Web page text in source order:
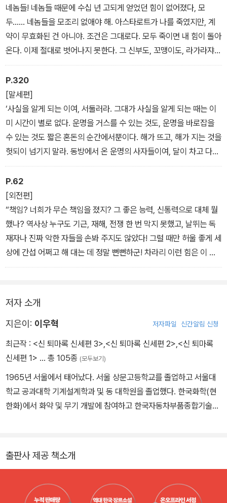
네놈들! 네놈들 때문에 수십 년 고되게 얻었던 힘이 없어졌다, 모
두…… 네놈들을 모조리 없애야 해. 아스타로트가 나를 죽였지만, 계
약이 무효화된 건 아니야. 조건은 그대로다. 모두 죽이면 내 힘이 돌아
온다. 이제 절대로 벗어나지 못한다. 그 신부도, 꼬맹이도, 라가라쟈를
봉인한 그 여자도…… 절대 벗어나지 못해! 전 세계가 너희들의 적이
될 거야. 전 세계의 경찰과 각 나라의 정부가 너희를 표적으로 삼을 거
다. 그나마 네놈은 험한 꼴 당하지도 않고 여기서 죽을 테니 다행인 줄
알아라. 하하하._3권
P.320
[말세편]
‘사실을 알게 되는 이여, 서둘러라. 그대가 사실을 알게 되는 때는 이
미 시간이 별로 없다. 운명을 거스를 수 있는 것도, 운명을 바로잡을
수 있는 것도 짧은 혼돈의 순간에서뿐이다. 해가 뜨고, 해가 지는 것을
헛되이 넘기지 말라. 동방에서 온 운명의 사자들이여, 달이 차고 다시
차기 전에, 이미 모든 것은 결정되리라…….’_3권
P.62
[외전편]
“책임? 너희가 무슨 책임을 졌지? 그 좋은 능력, 신통력으로 대체 뭘
했나? 역사상 누구도 기근, 재해, 전쟁 한 번 막지 못했고, 날뛰는 독
재자나 진짜 악한 자들을 손봐 주지도 않았다! 그럴 때만 허울 좋게 세
상에 간섭 어쩌고 해 대는 데 정말 뻔뻔하군! 차라리 이런 힘은 이 기
회에 모조리 없애 버리고, 다시 기도하고 정신
고!”_3권
저자 소개
지은이: 이우혁 저자파일 신간알림 신청
최근작 : <신 퇴마록 신세편 3>,<신 퇴마록 신세편 2>,<신 퇴마록
신세편 1> … 총 105종 (모두보기)
1965년 서울에서 태어났다. 서울 상문고등학교를 졸업하고 서울대
학교 공과대학 기계설계학과 및 동 대학원을 졸업했다. 한국화학(현
한화)에서 화약 및 무기 개발에 참여하고 한국자동차부품종합기술연
열풍을 불러일으킨 이 시리즈는 1994년 1월 첫 단행본 출간 후 곧장
졌고, 14권의 본편과 3권의 외전으로 개정되는 동안 누적 판매 부수
출판사 제공 책소개